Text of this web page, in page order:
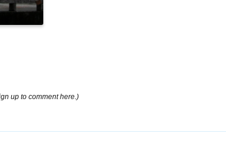
up to comment here.)